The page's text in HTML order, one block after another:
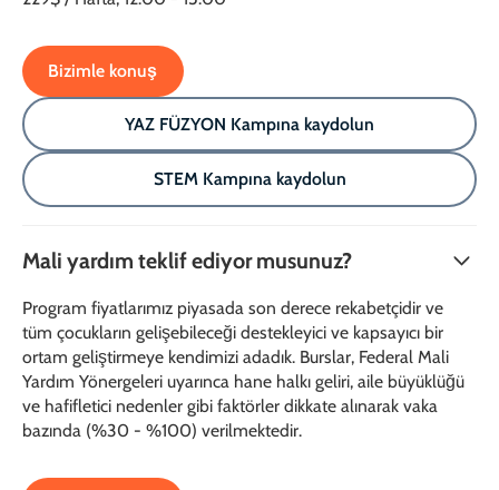
Bizimle konuş
YAZ FÜZYON Kampına kaydolun
STEM Kampına kaydolun
Mali yardım teklif ediyor musunuz?
Program fiyatlarımız piyasada son derece rekabetçidir ve
tüm çocukların gelişebileceği destekleyici ve kapsayıcı bir
ortam geliştirmeye kendimizi adadık. Burslar, Federal Mali
Yardım Yönergeleri uyarınca hane halkı geliri, aile büyüklüğü
ve hafifletici nedenler gibi faktörler dikkate alınarak vaka
bazında (%30 - %100) verilmektedir.